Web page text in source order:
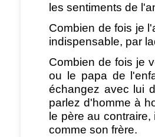
les sentiments de
Combien de fois je
indispensable, par
Combien de fois je
ou le papa de
échangez avec lui
parlez d'homme à
le père au
comme son frère.